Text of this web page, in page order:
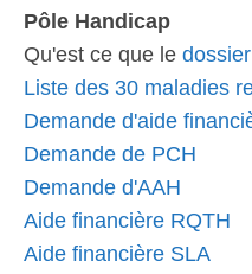
Pôle Handicap
Qu'est ce que le
Liste des 30 maladies
Demande d'aide
Demande de PCH
Demande d'AAH
Aide financière RQTH
Aide financière SLA